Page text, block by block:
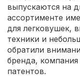
выпускаются на
ассортименте
для легковушек,
техники и
обратили
бренда,
патентов.